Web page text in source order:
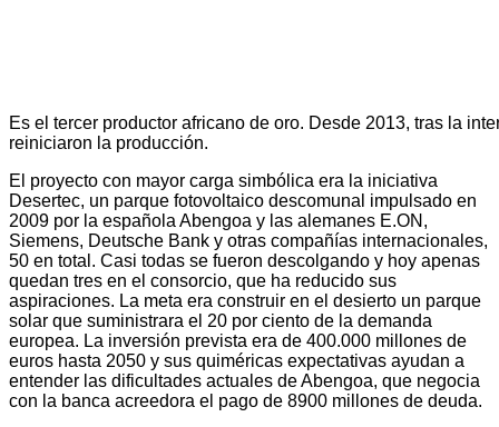
Es el tercer productor africano de oro. Desde 2013, tras la
reiniciaron la producción.
El proyecto con mayor carga simbólica era la iniciativa
Desertec, un parque fotovoltaico descomunal impulsado en
2009 por la española Abengoa y las alemanes E.ON,
Siemens, Deutsche Bank y otras compañías internacionales,
50 en total. Casi todas se fueron descolgando y hoy apenas
quedan tres en el consorcio, que ha reducido sus
aspiraciones. La meta era construir en el desierto un parque
solar que suministrara el 20 por ciento de la demanda
europea. La inversión prevista era de 400.000 millones de
euros hasta 2050 y sus quiméricas expectativas ayudan a
entender las dificultades actuales de Abengoa, que negocia
con la banca acreedora el pago de 8900 millones de deuda.